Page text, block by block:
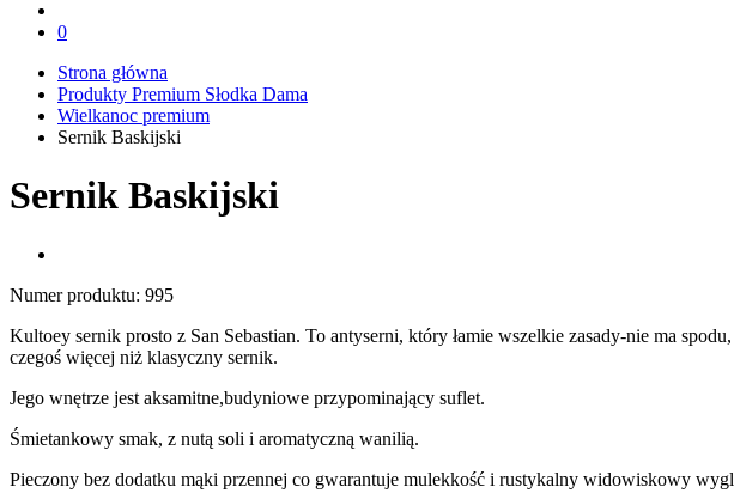
0
Strona główna
Produkty Premium Słodka Dama
Wielkanoc premium
Sernik Baskijski
Sernik Baskijski
Numer produktu: 995
Kultoey sernik prosto z San Sebastian. To antyserni, który łamie wszelkie zasady-nie ma
czegoś więcej niż klasyczny sernik.
Jego wnętrze jest aksamitne,budyniowe przypominający suflet.
Śmietankowy smak, z nutą soli i aromatyczną wanilią.
Pieczony bez dodatku mąki przennej co gwarantuje mulekkość i rustykalny widowiskowy